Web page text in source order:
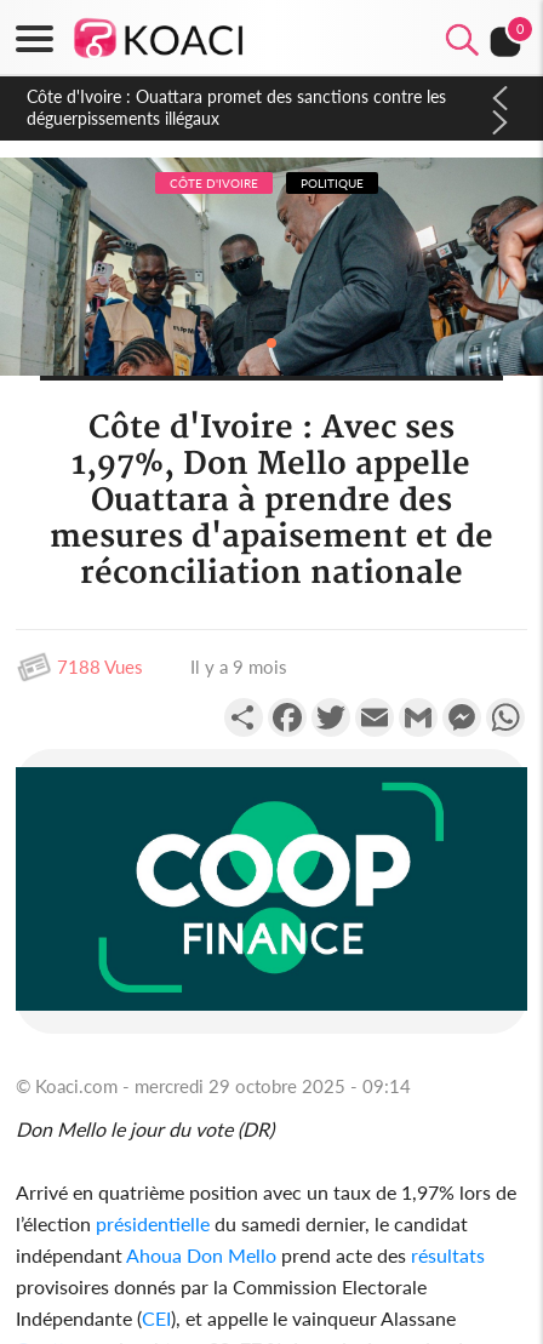
0
Côte d'Ivoire : Ouattara promet des sanctions contre les
déguerpissements illégaux
CÔTE D'IVOIRE POLITIQUE
Côte d'Ivoire : Avec ses
1,97%, Don Mello appelle
Ouattara à prendre des
mesures d'apaisement et de
réconciliation nationale
7188 Vues Il y a 9 mois
PartagerFacebookTwitterEmail Gmail
© Koaci.com - mercredi 29 octobre 2025 - 09:14
Don Mello le jour du vote (DR)
Arrivé en quatrième position avec un taux de 1,97% lors de
l’élection présidentielle du samedi dernier, le candidat
indépendant Ahoua Don Mello prend acte des résultats
provisoires donnés par la Commission Electorale
Indépendante (CEI), et appelle le vainqueur Alassane